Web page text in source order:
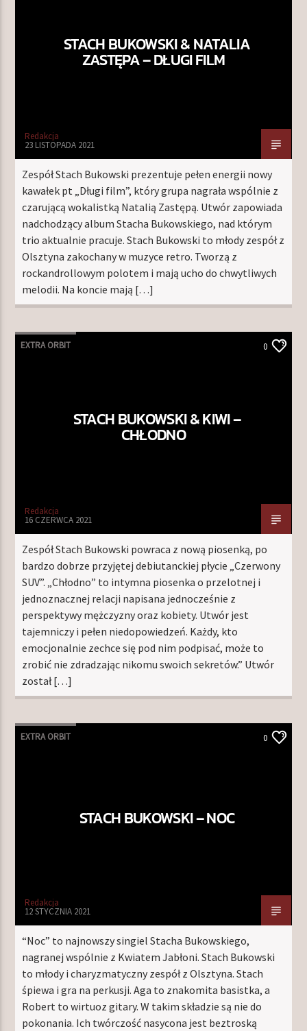
STACH BUKOWSKI & NATALIA
ZASTĘPA – DŁUGI FILM
Redakcja
23 LISTOPADA 2021
Zespół Stach Bukowski prezentuje pełen energii nowy
kawałek pt „Długi film”, który grupa nagrała wspólnie z
czarującą wokalistką Natalią Zastępą. Utwór zapowiada
nadchodzący album Stacha Bukowskiego, nad którym
trio aktualnie pracuje. Stach Bukowski to młody zespół z
Olsztyna zakochany w muzyce retro. Tworzą z
rockandrollowym polotem i mają ucho do chwytliwych
melodii. Na koncie mają […]
EXTRA ORBIT 0
STACH BUKOWSKI & KIWI –
CHŁODNO
Redakcja
16 CZERWCA 2021
Zespół Stach Bukowski powraca z nową piosenką, po
bardzo dobrze przyjętej debiutanckiej płycie „Czerwony
SUV”. „Chłodno” to intymna piosenka o przelotnej i
jednoznacznej relacji napisana jednocześnie z
perspektywy mężczyzny oraz kobiety. Utwór jest
tajemniczy i pełen niedopowiedzeń. Każdy, kto
emocjonalnie zechce się pod nim podpisać, może to
zrobić nie zdradzając nikomu swoich sekretów.” Utwór
został […]
EXTRA ORBIT 0
STACH BUKOWSKI – NOC
Redakcja
12 STYCZNIA 2021
“Noc” to najnowszy singiel Stacha Bukowskiego,
nagranej wspólnie z Kwiatem Jabłoni. Stach Bukowski
to młody i charyzmatyczny zespół z Olsztyna. Stach
śpiewa i gra na perkusji. Aga to znakomita basistka, a
Robert to wirtuoz gitary. W takim składzie są nie do
pokonania. Ich twórczość nasycona jest beztroską